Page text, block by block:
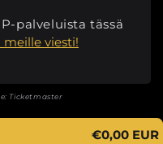
palveluista tässä
meille viesti!
Ticketmaster
€0,00 EUR